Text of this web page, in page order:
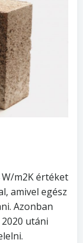
m2K értéket
amivel egész
Azonban
utáni